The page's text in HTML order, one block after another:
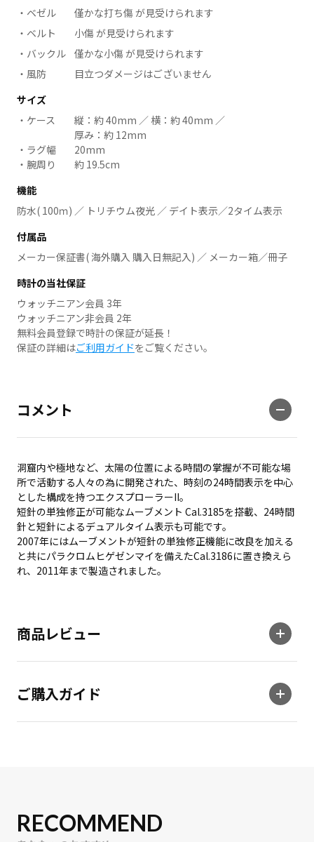
ベゼル
僅かな打ち傷 が見受けられます
ベルト
小傷 が見受けられます
バックル 僅かな小傷 が見受けられます
風防
目立つダメージはございません
サイズ
ケース
縦：約 40mm ／ 横：約 40mm ／
厚み：約 12mm
ラグ幅
20mm
腕周り
約 19.5cm
機能
防水( 100ｍ) ／ トリチウム夜光 ／ デイト表示／2タイム表示
付属品
メーカー保証書( 海外購入 購入日無記入) ／ メーカー箱／冊子
時計の当社保証
ウォッチニアン会員 3年
ウォッチニアン非会員 2年
無料会員登録で時計の保証が延長！
保証の詳細はご利用ガイドをご覧ください。
コメント
洞窟内や極地など、太陽の位置による時間の掌握が不可能な場
所で活動する人々の為に開発された、時刻の24時間表示を中心
とした構成を持つエクスプローラーII。
短針の単独修正が可能なムーブメント Cal.3185を搭載、24時間
針と短針によるデュアルタイム表示も可能です。
2007年にはムーブメントが短針の単独修正機能に改良を加える
と共にパラクロムヒゲゼンマイを備えたCal.3186に置き換えら
れ、2011年まで製造されました。
商品レビュー
ご購入ガイド
RECOMMEND